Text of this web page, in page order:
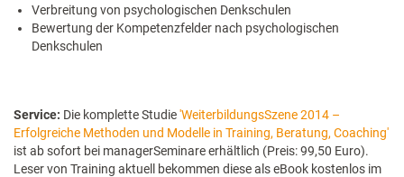
Verbreitung von psychologischen Denkschulen
Bewertung der Kompetenzfelder nach psychologischen
Denkschulen
Service: Die komplette Studie'WeiterbildungsSzene 2014 –
Erfolgreiche Methoden und Modelle in Training, Beratung, Coaching'
ist ab sofort bei managerSeminare erhältlich (Preis: 99,50 Euro).
Leser von Training aktuell bekommen diese als eBook kostenlos im